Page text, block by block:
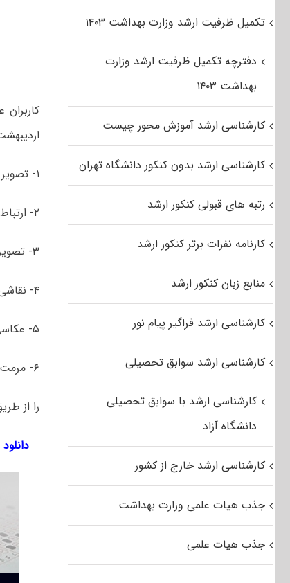
اردیبهشت ماه ۱۳۹۶ مجموعه هنرهای
۱- تصویر متحرک (انیمیشن)
۲- ارتباط تصویری
۳- تصویرسازی
۴- نقاشی
۵- عکاسی
۶- مرمت اشیاء فرهنگی و تاریخی
را از
دانلود
تکمیل ظرفیت ارشد وزارت بهداشت ۱۴۰۳
دفترچه تکمیل ظرفیت ارشد وزارت
بهداشت ۱۴۰۳
کارشناسی ارشد آموزش محور چیست
کارشناسی ارشد بدون کنکور دانشگاه تهران
رتبه های قبولی کنکور ارشد
کارنامه نفرات برتر کنکور ارشد
منابع زبان کنکور ارشد
کارشناسی ارشد فراگیر پیام نور
کارشناسی ارشد سوابق تحصیلی
کارشناسی ارشد با سوابق تحصیلی
دانشگاه آزاد
کارشناسی ارشد خارج از کشور
جذب هیات علمی وزارت بهداشت
جذب هیات علمی